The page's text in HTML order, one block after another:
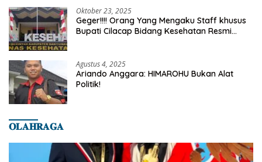
Oktober 23, 2025
Geger!!!! Orang Yang Mengaku Staff khusus
Bupati Cilacap Bidang Kesehatan Resmi
Agustus 4, 2025
Ariando Anggara: HIMAROHU Bukan Alat
Politik!
𝐎𝐋𝐀𝐇𝐑𝐀𝐆𝐀